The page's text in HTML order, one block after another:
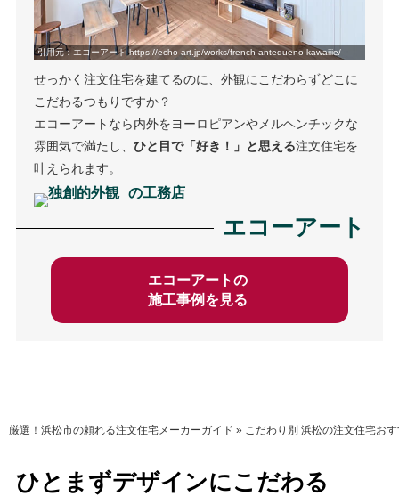
引用元：エコーアート https://echo-art.jp/works/french-antequeno-kawaiiie/
せっかく注文住宅を建てるのに、外観にこだわらずどこに
こだわるつもりですか？
エコーアートなら内外をヨーロピアンやメルヘンチックな
雰囲気で満たし、 ひと目で「好き！」と思える注文住宅を
叶えられます。
の工務店
エコーアート
エコーアートの
施工事例を見る
厳選！浜松市の頼れる注文住宅メーカーガイド » こだわり別 浜松の注文住宅お
ひとまずデザインにこだわる